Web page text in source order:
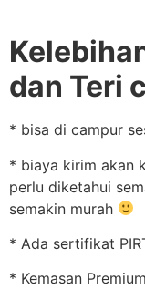
dan Teri
* bisa di campur
* biaya kirim akan
perlu diketahui
semakin murah
* Ada sertifikat
* Kemasan